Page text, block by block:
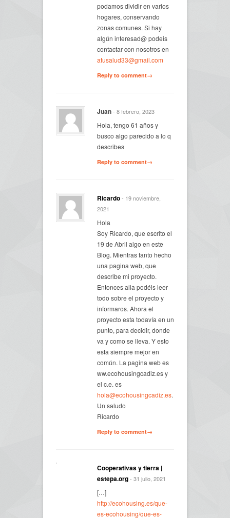
podamos dividir en varios
hogares, conservando
zonas comunes. Si hay
algún interesad@ podeis
contactar con nosotros en
atusalud33@gmail.com
Reply to comment→
Juan- 8 febrero, 2023
Hola, tengo 61 años y
busco algo parecido a lo q
describes
Reply to comment→
Ricardo- 19 noviembre,
2021
Hola
Soy Ricardo, que escrito el
19 de Abril algo en este
Blog. Mientras tanto hecho
una pagina web, que
describe mi proyecto.
Entonces alla podéis leer
todo sobre el proyecto y
informaros. Ahora el
proyecto esta todavía en un
punto, para decidir, donde
va y como se lleva. Y esto
esta siempre mejor en
común. La pagina web es
ww.ecohousingcadiz.es y
el c.e. es
hola@ecohousingcadiz.es.
Un saludo
Ricardo
Reply to comment→
Cooperativas y tierra |
estepa.org- 31 julio, 2021
[…]
http://ecohousing.es/que-
es-ecohousing/que-es-